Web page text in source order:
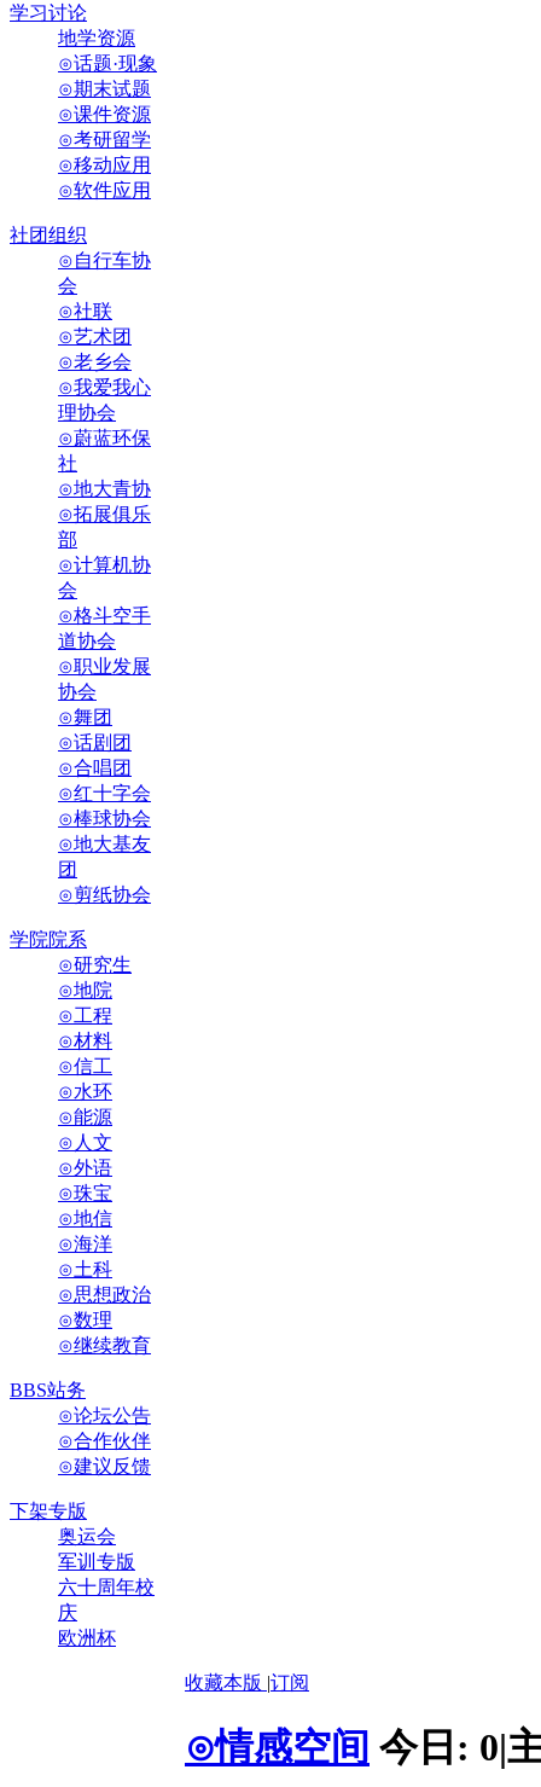
学习讨论
地学资源
⊙话题·现象
⊙期末试题
⊙课件资源
⊙考研留学
⊙移动应用
⊙软件应用
社团组织
⊙自行车协
会
⊙社联
⊙艺术团
⊙老乡会
⊙我爱我心
理协会
⊙蔚蓝环保
社
⊙地大青协
⊙拓展俱乐
部
⊙计算机协
会
⊙格斗空手
道协会
⊙职业发展
协会
⊙舞团
⊙话剧团
⊙合唱团
⊙红十字会
⊙棒球协会
⊙地大基友
团
⊙剪纸协会
学院院系
⊙研究生
⊙地院
⊙工程
⊙材料
⊙信工
⊙水环
⊙能源
⊙人文
⊙外语
⊙珠宝
⊙地信
⊙海洋
⊙土科
⊙思想政治
⊙数理
⊙继续教育
BBS站务
⊙论坛公告
⊙合作伙伴
⊙建议反馈
下架专版
奥运会
军训专版
六十周年校
庆
欧洲杯
收藏本版 |订阅
⊙情感空间 今日: 0|